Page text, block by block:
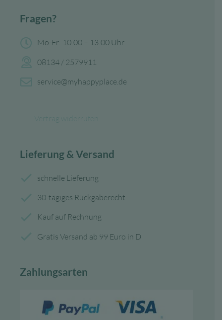
Fragen?
Mo-Fr: 10:00 – 13:00 Uhr
08134 / 2579911
service@myhappyplace.de
Lieferung & Versand
schnelle Lieferung
30-tägiges Rückgaberecht
Kauf auf Rechnung
Gratis Versand ab 99 Euro in D
Zahlungsarten